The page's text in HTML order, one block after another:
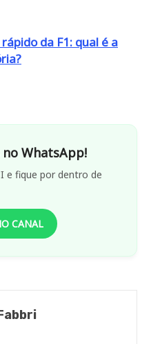
da F1: qual é a
WhatsApp!
e fique por dentro de
CANAL